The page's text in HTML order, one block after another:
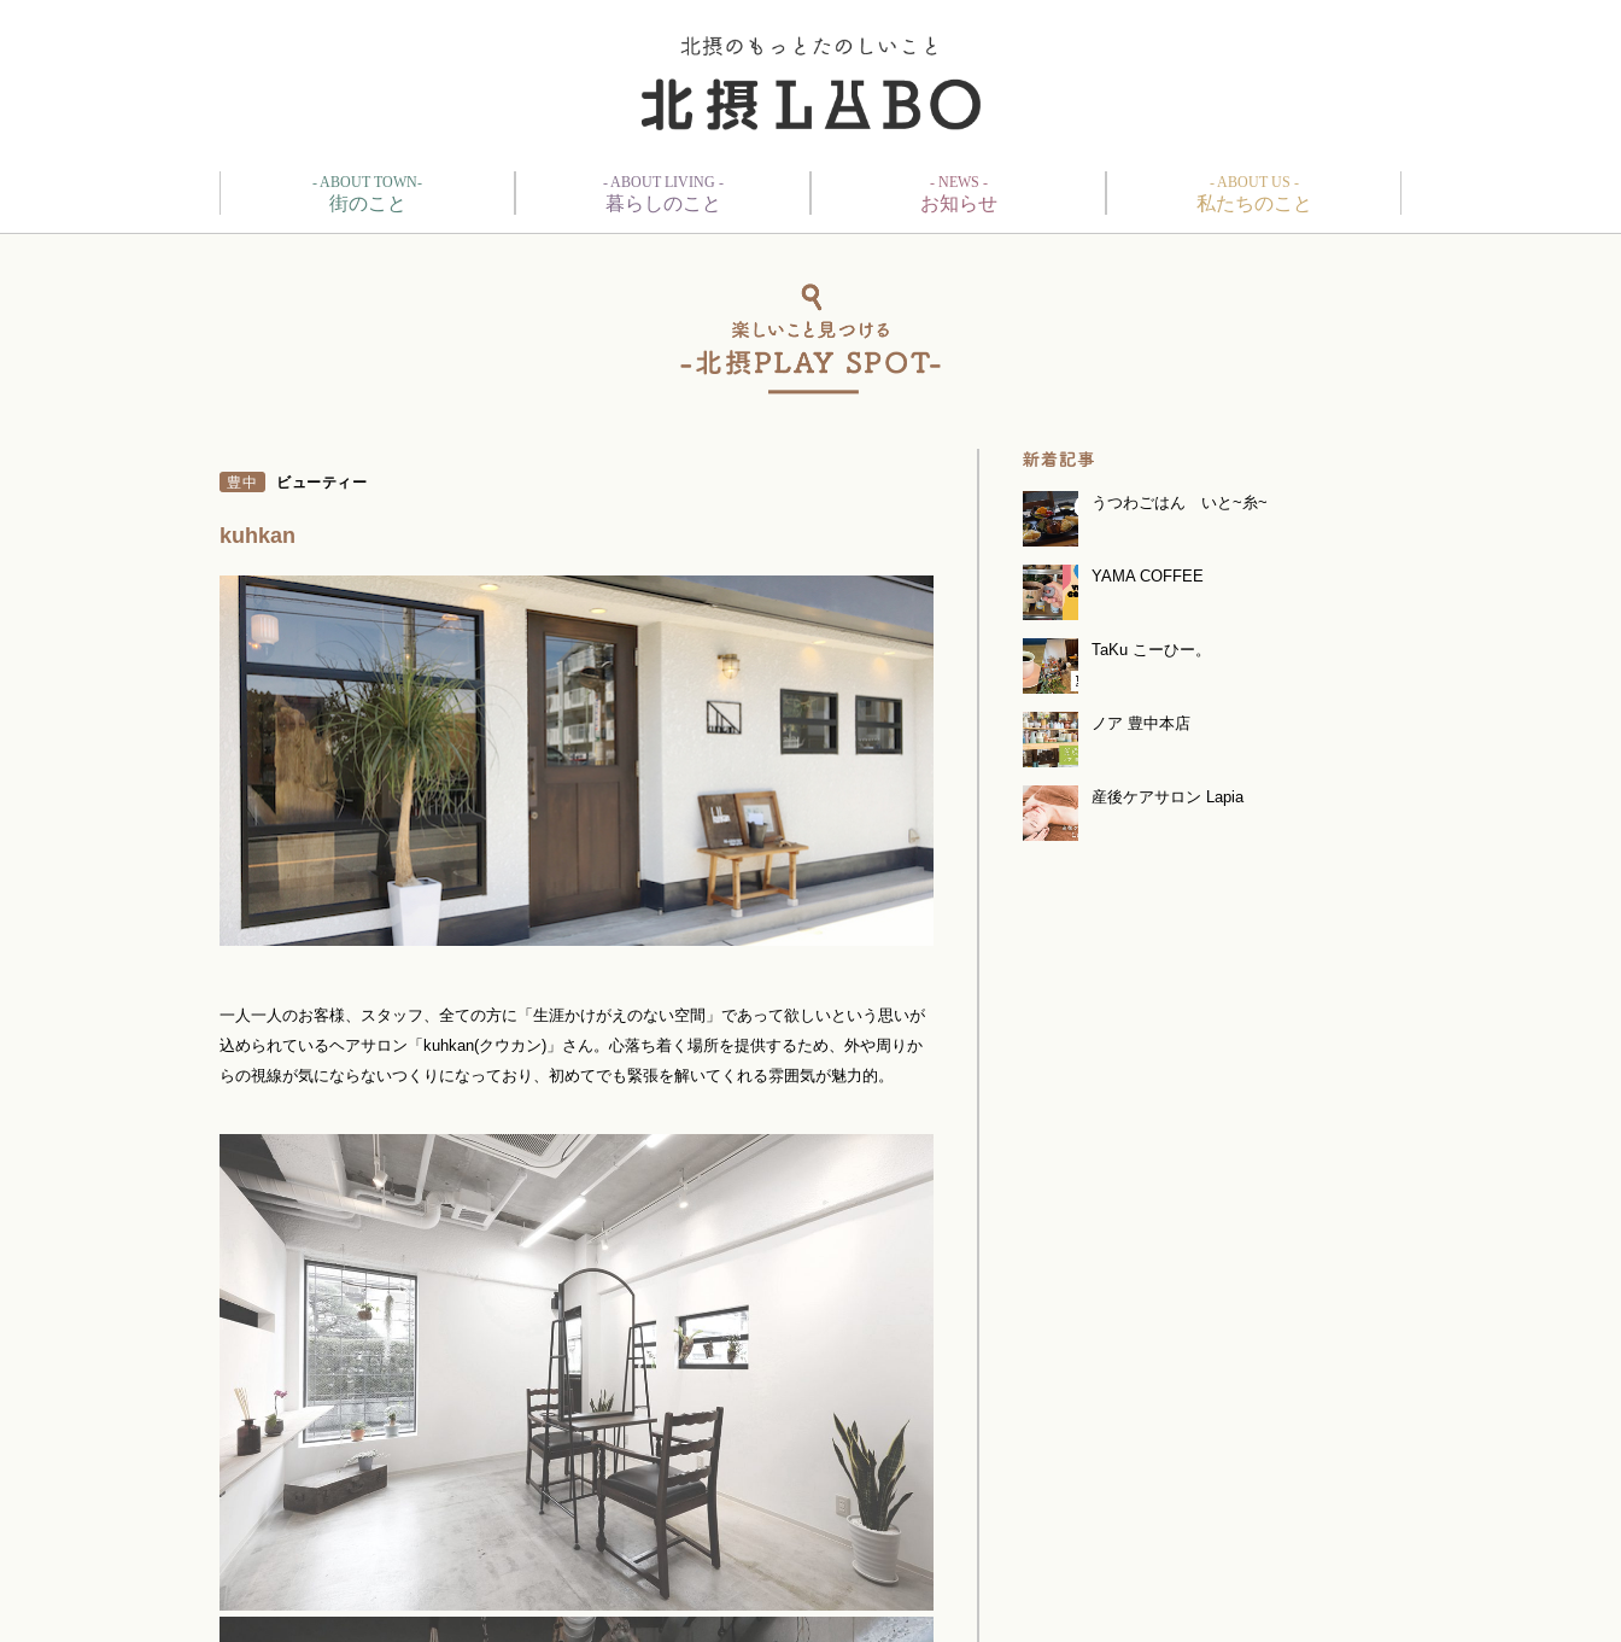
- ABOUT TOWN-
街のこと
- ABOUT LIVING -
暮らしのこと
- NEWS -
お知らせ
- ABOUT US -
私たちのこと
豊中 ビューティー
kuhkan
一人一人のお客様、スタッフ、全ての方に「生涯かけがえのない空間」であって欲しいという思いが
込められているヘアサロン「kuhkan(クウカン)」さん。心落ち着く場所を提供するため、外や周りか
らの視線が気にならないつくりになっており、初めてでも緊張を解いてくれる雰囲気が魅力的。
うつわごはん いと~糸~
YAMA COFFEE
TaKu こーひー。
ノア 豊中本店
産後ケアサロン Lapia